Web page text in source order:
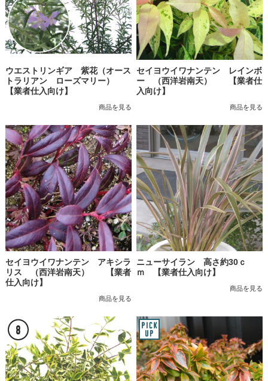
ウエストリンギア 紫花（オース
トラリアン ローズマリー）
【業者仕入向け】
商品を見る
セイヨウイワナンテン レインボ
ー （西洋岩南天） 【業者仕
入向け】
商品を見る
セイヨウイワナンテン アキシラ
リス （西洋岩南天） 【業者
仕入向け】
商品を見る
ニューサイラン 高さ約30ｃ
ｍ 【業者仕入向け】
商品を見る